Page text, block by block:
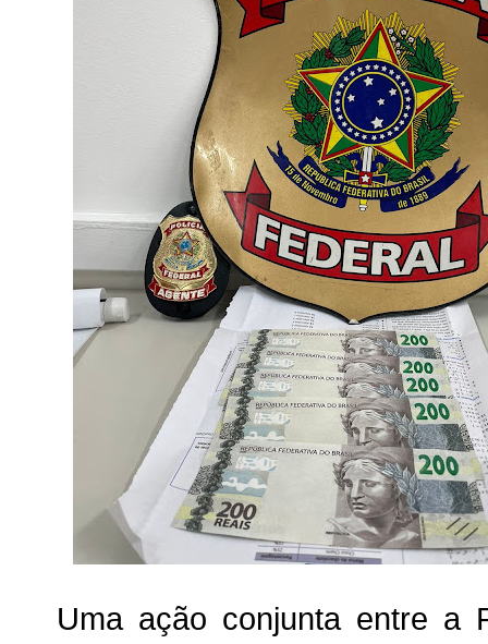
Uma ação conjunta entre a